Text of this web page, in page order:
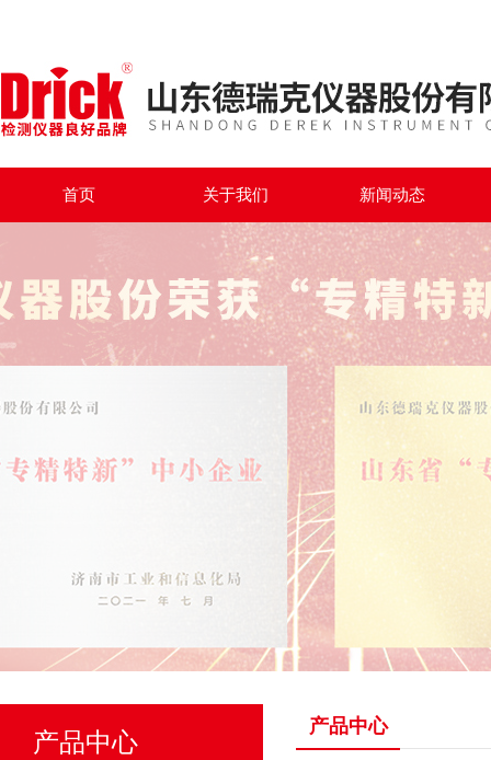
首页 关于我们 新闻动态
产品中心
产品中心